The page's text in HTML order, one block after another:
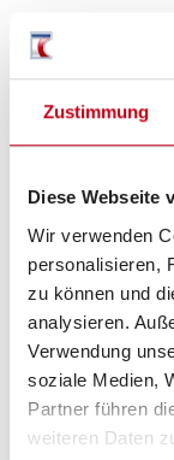
Zustimmung
Diese Webseite
Wir verwenden
personalisieren,
zu können und
analysieren.
Verwendung
soziale Medien,
Partner führen
weiteren Daten
Schlafplätze
Betten